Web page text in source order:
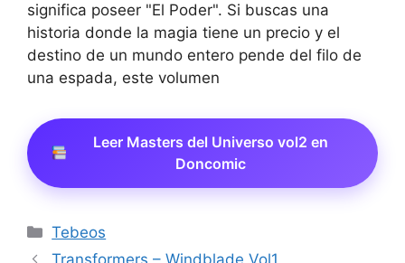
significa poseer "El Poder". Si buscas una
historia donde la magia tiene un precio y el
destino de un mundo entero pende del filo de
una espada, este volumen
Leer Masters del Universo vol2 en
Doncomic
Categorías
Tebeos
Transformers – Windblade Vol1